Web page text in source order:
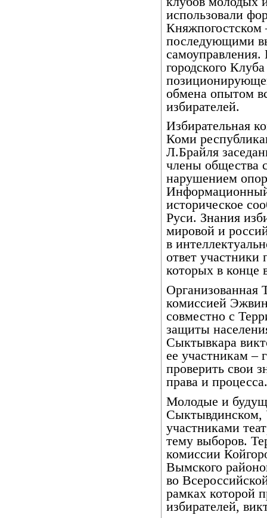
использовали
Княжпогостском
последующими
самоуправления.
городского
обмена опытом
избирателей.
Избирательная
Коми
Л.Брайля
члены общества
нарушением
Информационный
историческое
Руси. Знания
мировой и
в
ответ
которых в конце
Организованная
комиссией
совместно с
защиты
Сыктывкара
ее участникам –
проверить свои
права и процесса.
Молодые и
Сыктывдинском,
участниками
тему выборов.
комиссии
Вымского
во
рамках которой
избирателей,